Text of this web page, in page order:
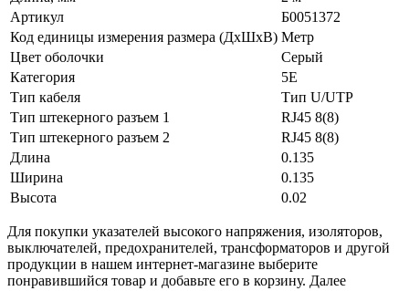
Артикул
Б0051372
Код единицы измерения размера (ДхШхВ) Метр
Цвет оболочки
Серый
Категория
5E
Тип кабеля
Тип U/UTP
Тип штекерного разъем 1
RJ45 8(8)
Тип штекерного разъем 2
RJ45 8(8)
Длина
0.135
Ширина
0.135
Высота
0.02
Для покупки указателей высокого напряжения, изоляторов,
выключателей, предохранителей, трансформаторов и другой
продукции в нашем интернет-магазине выберите
понравившийся товар и добавьте его в корзину. Далее